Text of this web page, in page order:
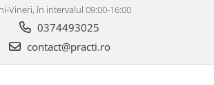
Vineri, în intervalul 09:00-16:00
0374493025
contact@practi.ro